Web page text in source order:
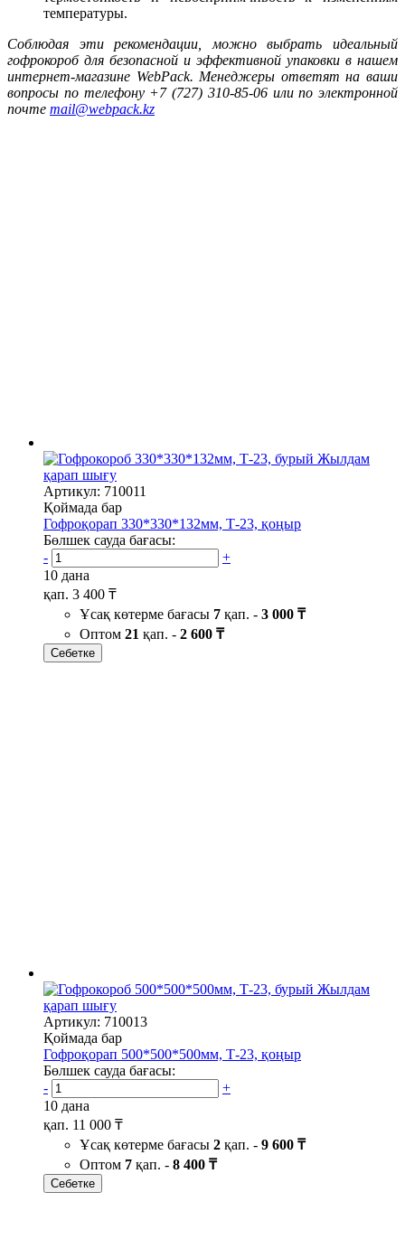
температуры.
Соблюдая эти рекомендации, можно выбрать идеальный
гофрокороб для безопасной и эффективной упаковки в нашем
интернет-магазине WebPack. Менеджеры ответят на ваши
вопросы по телефону +7 (727) 310-85-06 или по электронной
почте mail@webpack.kz
Жылдам
қарап шығу
Артикул: 710011
Қоймада бар
Гофроқорап 330*330*132мм, Т-23, қоңыр
Бөлшек сауда бағасы:
-
+
10 дана
қап. 3 400 ₸
Ұсақ көтерме бағасы 7 қап. - 3 000 ₸
Оптом 21 қап. - 2 600 ₸
Себетке
Жылдам
қарап шығу
Артикул: 710013
Қоймада бар
Гофроқорап 500*500*500мм, Т-23, қоңыр
Бөлшек сауда бағасы:
-
+
10 дана
қап. 11 000 ₸
Ұсақ көтерме бағасы 2 қап. - 9 600 ₸
Оптом 7 қап. - 8 400 ₸
Себетке